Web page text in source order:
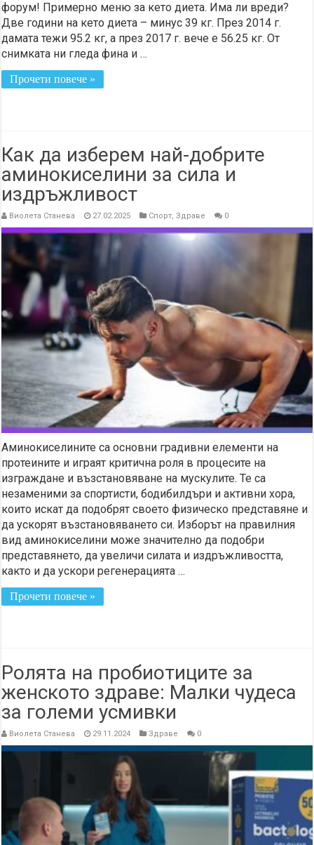
форум! Примерно меню за кето диета. Има ли вреди?
Две години на кето диета – минус 39 кг. През 2014 г.
дамата тежи 95.2 кг, а през 2017 г. вече е 56.25 кг. От
снимката ни гледа фина и …
Прочети повече »
Как да изберем най-добрите
аминокиселини за сила и
издръжливост
Виолета Станева 27.02.2025 Спорт,Здраве 0
Аминокиселините са основни градивни елементи на
протеините и играят критична роля в процесите на
изграждане и възстановяване на мускулите. Те са
незаменими за спортисти, бодибилдъри и активни хора,
които искат да подобрят своето физическо представяне и
да ускорят възстановяването си. Изборът на правилния
вид аминокиселини може значително да подобри
представянето, да увеличи силата и издръжливостта,
както и да ускори регенерацията …
Прочети повече »
Ролята на пробиотиците за
женското здраве: Малки чудеса
за големи усмивки
Виолета Станева 29.11.2024 Здраве 0